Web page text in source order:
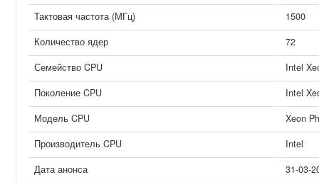
Тактовая частота (МГц)
1500
Количество ядер
72
Семейство CPU
Intel
Поколение CPU
Intel
Модель CPU
Xeon
Производитель CPU
Intel
Дата анонса
31-03-